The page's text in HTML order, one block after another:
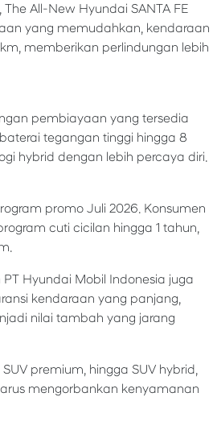
All-New Hyundai SANTA FE
yang memudahkan, kendaraan
memberikan perlindungan lebih
pembiayaan yang tersedia
tegangan tinggi hingga 8
hybrid dengan lebih percaya diri.
promo Juli 2026. Konsumen
cuti cicilan hingga 1 tahun,
Hyundai Mobil Indonesia juga
kendaraan yang panjang,
nilai tambah yang jarang
premium, hingga SUV hybrid,
mengorbankan kenyamanan